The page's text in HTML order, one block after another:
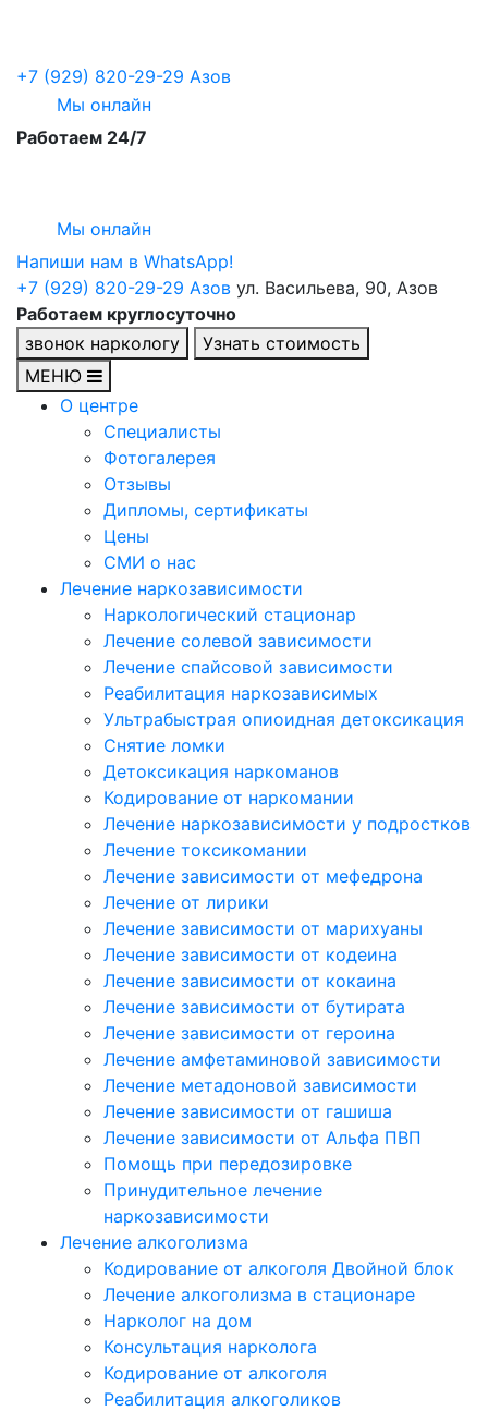
+7 (929) 820-29-29 Азов
Мы онлайн
Работаем 24/7
Мы онлайн
Напиши нам в WhatsApp!
+7 (929) 820-29-29 Азов ул. Васильева, 90, Азов
Работаем круглосуточно
звонок наркологу
Узнать стоимость
МЕНЮ
О центре
Специалисты
Фотогалерея
Отзывы
Дипломы, сертификаты
Цены
СМИ о нас
Лечение наркозависимости
Наркологический стационар
Лечение солевой зависимости
Лечение спайсовой зависимости
Реабилитация наркозависимых
Ультрабыстрая опиоидная детоксикация
Снятие ломки
Детоксикация наркоманов
Кодирование от наркомании
Лечение наркозависимости у подростков
Лечение токсикомании
Лечение зависимости от мефедрона
Лечение от лирики
Лечение зависимости от марихуаны
Лечение зависимости от кодеина
Лечение зависимости от кокаина
Лечение зависимости от бутирата
Лечение зависимости от героина
Лечение амфетаминовой зависимости
Лечение метадоновой зависимости
Лечение зависимости от гашиша
Лечение зависимости от Альфа ПВП
Помощь при передозировке
Принудительное лечение
наркозависимости
Лечение алкоголизма
Кодирование от алкоголя Двойной блок
Лечение алкоголизма в стационаре
Нарколог на дом
Консультация нарколога
Кодирование от алкоголя
Реабилитация алкоголиков